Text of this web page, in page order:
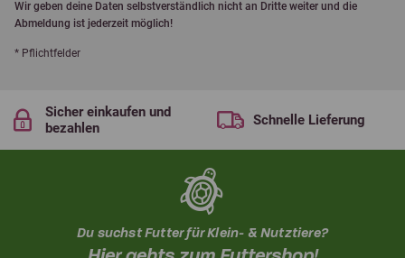
Wir geben deine Daten selbstverständlich nicht an Dritte weiter und die
Abmeldung ist jederzeit möglich!
* Pflichtfelder
Sicher einkaufen und
bezahlen
Schnelle Lieferung
Du suchst Futter für Klein- & Nutztiere?